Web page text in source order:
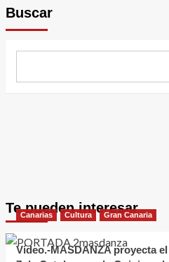
Buscar
Te pueden interesar
Canarias Cultura Gran Canaria
Vídeo.-MASDANZA proyecta